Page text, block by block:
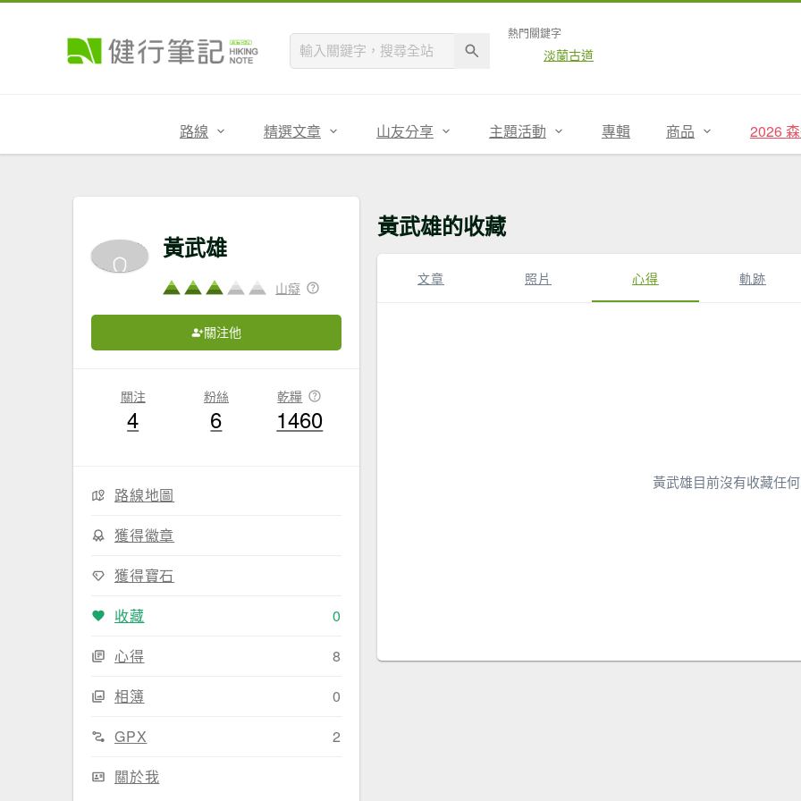
熱門關鍵字
淡蘭古道
路線 精選文章 山友分享 主題活動 專輯 商品 2026
黃武雄
山癡
關注他
關注
4
粉絲
6
乾糧
1460
路線地圖
獲得徽章
獲得寶石
收藏
0
心得
8
相簿
0
GPX
2
關於我
黃武雄的收藏
文章 照片 心得 軌跡
黃武雄目前沒有收藏任